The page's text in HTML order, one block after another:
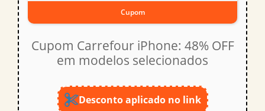
Cupom
Cupom Carrefour iPhone: 48% OFF
em modelos selecionados
Desconto aplicado no link